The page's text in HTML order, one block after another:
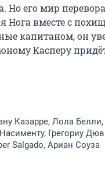
Но его мир
Нога вместе с
капитаном, он
Касперу
Казарре, Лола
Грегориу
Salgado, Ариан Соуза